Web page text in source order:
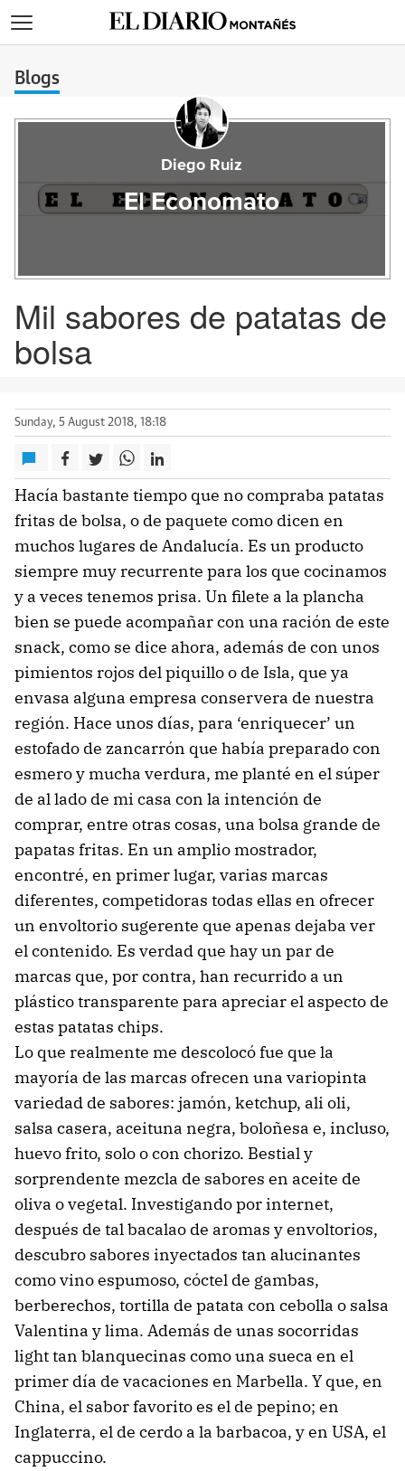
Blogs
Diego Ruiz
El Economato
Mil sabores de patatas de
bolsa
Sunday, 5 August 2018, 18:18
Hacía bastante tiempo que no compraba patatas
fritas de bolsa, o de paquete como dicen en
muchos lugares de Andalucía. Es un producto
siempre muy recurrente para los que cocinamos
y a veces tenemos prisa. Un filete a la plancha
bien se puede acompañar con una ración de este
snack, como se dice ahora, además de con unos
pimientos rojos del piquillo o de Isla, que ya
envasa alguna empresa conservera de nuestra
región. Hace unos días, para ‘enriquecer’ un
estofado de zancarrón que había preparado con
esmero y mucha verdura, me planté en el súper
de al lado de mi casa con la intención de
comprar, entre otras cosas, una bolsa grande de
papatas fritas. En un amplio mostrador,
encontré, en primer lugar, varias marcas
diferentes, competidoras todas ellas en ofrecer
un envoltorio sugerente que apenas dejaba ver
el contenido. Es verdad que hay un par de
marcas que, por contra, han recurrido a un
plástico transparente para apreciar el aspecto de
estas patatas chips.
Lo que realmente me descolocó fue que la
mayoría de las marcas ofrecen una variopinta
variedad de sabores: jamón, ketchup, ali oli,
salsa casera, aceituna negra, boloñesa e, incluso,
huevo frito, solo o con chorizo. Bestial y
sorprendente mezcla de sabores en aceite de
oliva o vegetal. Investigando por internet,
después de tal bacalao de aromas y envoltorios,
descubro sabores inyectados tan alucinantes
como vino espumoso, cóctel de gambas,
berberechos, tortilla de patata con cebolla o salsa
Valentina y lima. Además de unas socorridas
light tan blanquecinas como una sueca en el
primer día de vacaciones en Marbella. Y que, en
China, el sabor favorito es el de pepino; en
Inglaterra, el de cerdo a la barbacoa, y en USA, el
cappuccino.